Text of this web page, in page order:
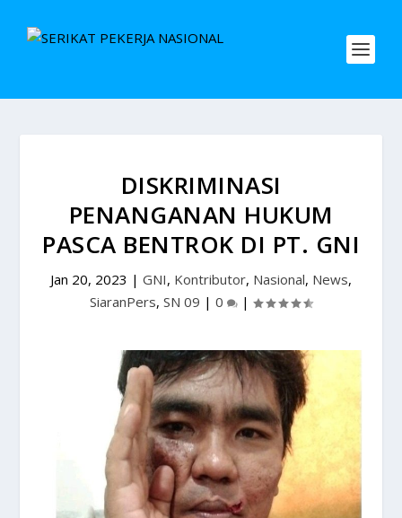
DISKRIMINASI
PENANGANAN HUKUM
PASCA BENTROK DI PT. GNI
Jan 20, 2023 | GNI, Kontributor, Nasional, News,
SiaranPers, SN 09 | 0 |